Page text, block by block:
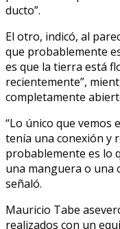
ducto”.
El otro, indicó, al
que probablemente
es que la tierra está
recientemente”,
completamente
“Lo único que vemos
tenía una conexión y
probablemente es lo
una manguera o una
señaló.
Mauricio Tabe
realizados con un